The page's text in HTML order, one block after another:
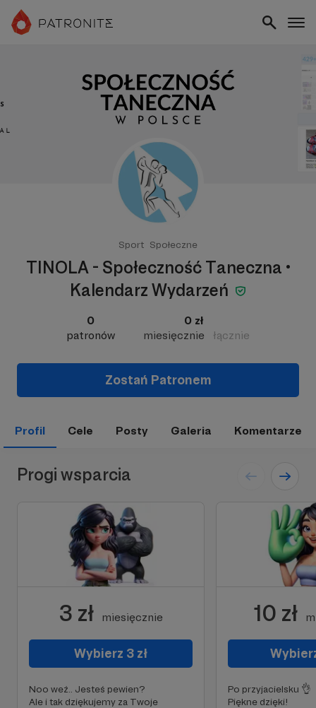
Sport Społeczne
TINOLA - Społeczność Taneczna •
Kalendarz Wydarzeń
0
patronów
0 zł
miesięcznie
łącznie
Zostań Patronem
Profil Cele Posty Galeria Komentarze
Progi wsparcia
3 zł miesięcznie
Wybierz 3 zł
Noo weź.. Jesteś pewien?
Ale i tak dziękujemy za Twoje
10 zł
Po przyjacielsku 👌
Piękne dzięki!